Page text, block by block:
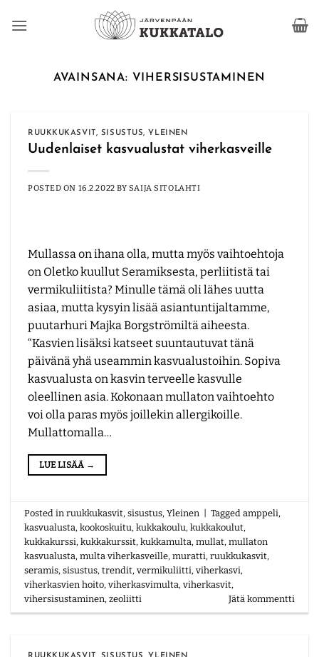
AVAINSANA: VIHERSISUSTAMINEN
RUUKKUKASVIT , SISUSTUS, YLEINEN
Uudenlaiset kasvualustat viherkasveille
POSTED ON 16.2.2022 BY SAIJA SITOLAHTI
Mullassa on ihana olla, mutta myös vaihtoehtoja
on Oletko kuullut Seramiksesta, perliitistä tai
vermikuliitista? Minulle tämä oli lähes uutta
asiaa, mutta kysyin lisää asiantuntijaltamme,
puutarhuri Majka Borgströmiltä aiheesta.
“Kasvien lisäksi katseet suuntautuvat tänä
päivänä yhä useammin kasvualustoihin. Sopiva
kasvualusta on kasvin terveelle kasvulle
oleellinen asia. Kokonaan mullaton vaihtoehto
voi olla paras myös joillekin allergikoille.
Mullattomalla…
LUE LISÄÄ →
Posted inruukkukasvit,sisustus,Yleinen Taggedamppeli,
kasvualusta,kookoskuitu,kukkakoulu,kukkakoulut,
kukkakurssi,kukkakurssit,kukkamulta,mullat,mullaton
kasvualusta,multa viherkasveille,muratti,ruukkukasvit,
seramis,sisustus,trendit,vermikuliitti,viherkasvi,
viherkasvien hoito,viherkasvimulta,viherkasvit,
vihersisustaminen,zeoliitti Jätä kommentti